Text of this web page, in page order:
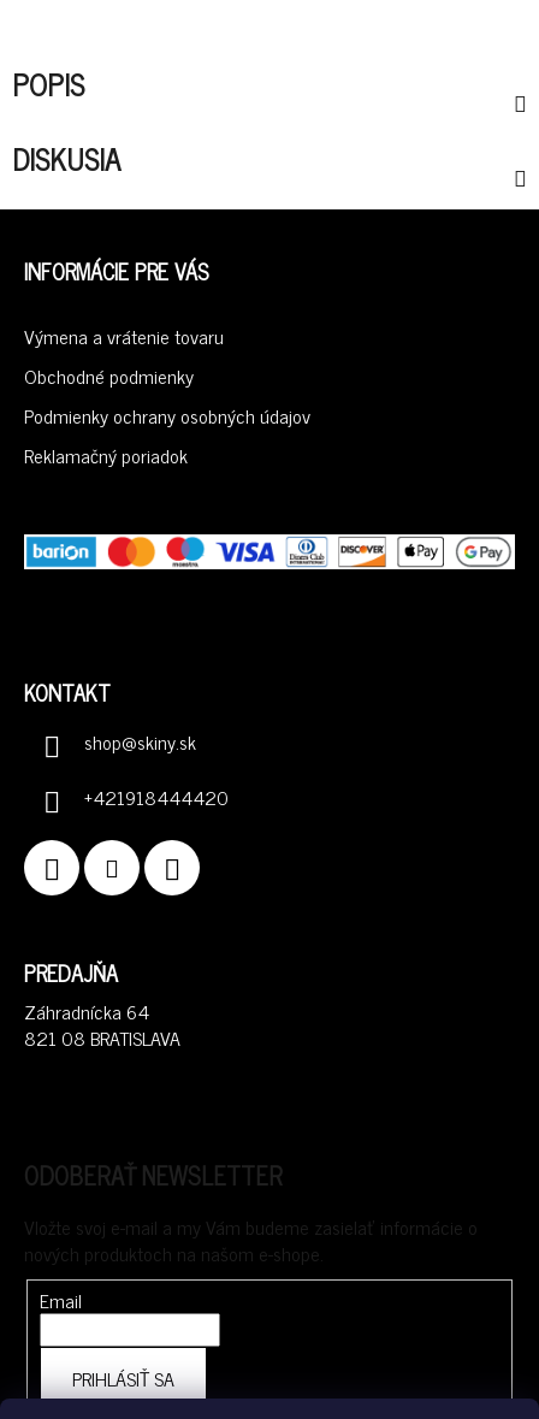
POPIS
DISKUSIA
Z
INFORMÁCIE PRE VÁS
Výmena a vrátenie tovaru
Obchodné podmienky
Podmienky ochrany osobných údajov
Reklamačný poriadok
KONTAKT
shop@skiny.sk
+421918444420
PREDAJŇA
Záhradnícka 64
821 08 BRATISLAVA
ODOBERAŤ NEWSLETTER
Vložte svoj e-mail a my Vám budeme zasielať informácie o
nových produktoch na našom e-shope.
Email
PRIHLÁSIŤ SA